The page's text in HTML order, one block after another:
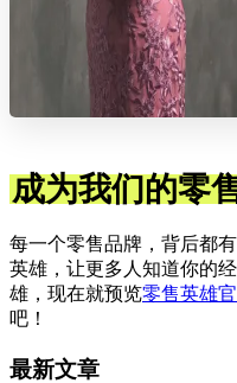
成为我们的零
每一个零售品牌，背后都
英雄，让更多人知道你的
雄，现在就预览零售英雄
吧！
最新文章